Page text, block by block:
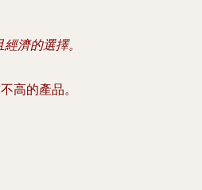
濟的選擇。
高的產品。